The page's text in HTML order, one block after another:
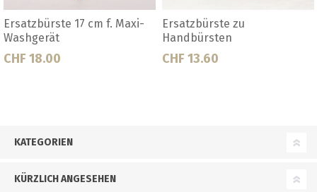
Ersatzbürste 17 cm f. Maxi-
Washgerät
CHF 18.00
Ersatzbürste zu
Handbürsten
CHF 13.60
KATEGORIEN
KÜRZLICH ANGESEHEN